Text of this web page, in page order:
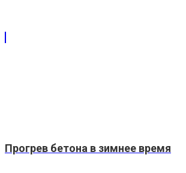
Прогрев бетона в зимнее время